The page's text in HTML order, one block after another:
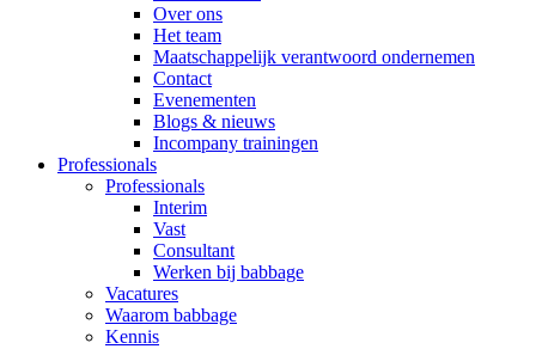
Over ons
Het team
Maatschappelijk verantwoord ondernemen
Contact
Evenementen
Blogs & nieuws
Incompany trainingen
Professionals
Professionals
Interim
Vast
Consultant
Werken bij babbage
Vacatures
Waarom babbage
Kennis